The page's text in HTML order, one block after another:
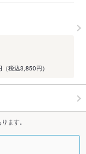
税込3,850円）
ます。